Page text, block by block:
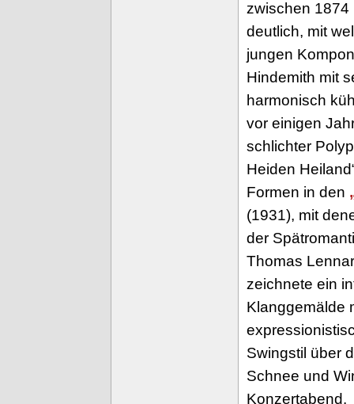
zwischen 1874
deutlich, mit
jungen
Hindemith mit
harmonisch
vor einigen
schlichter
Heiden
Formen in den
(1931), mit
der
Thomas
zeichnete ein
Klanggemälde
Swingstil über
Schnee und
Konzertabend.